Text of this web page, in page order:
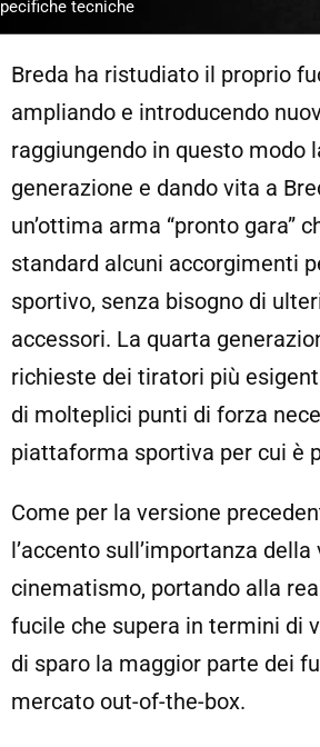
tecniche
Breda ha ristudiato il proprio
ampliando e introducendo
raggiungendo in questo modo
generazione e dando vita a
un’ottima arma “pronto gara”
standard alcuni accorgimenti
sportivo, senza bisogno di
accessori. La quarta
richieste dei tiratori più
di molteplici punti di forza
piattaforma sportiva per cui è
Come per la versione
l’accento sull’importanza
cinematismo, portando alla
fucile che supera in termini di
di sparo la maggior parte dei
mercato out-of-the-box.